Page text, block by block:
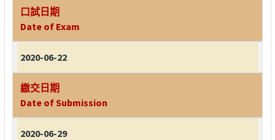
口試日期
Date of Exam
2020-06-22
繳交日期
Date of Submission
2020-06-29